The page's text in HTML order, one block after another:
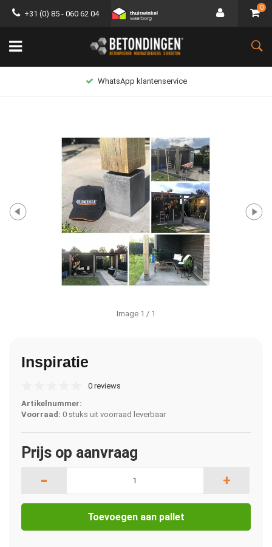
+31 (0) 85 - 060 62 04
0
WhatsApp klantenservice
Image 1 / 1
Inspiratie
0 reviews
Artikelnummer:
Voorraad: 0 stuks uit voorraad leverbaar
Prijs op aanvraag
- +
Toevoegen aan pallet